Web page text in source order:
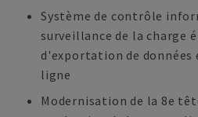
Système de contrôle
surveillance de la charge
d'exportation de
ligne
Modernisation de la 8e